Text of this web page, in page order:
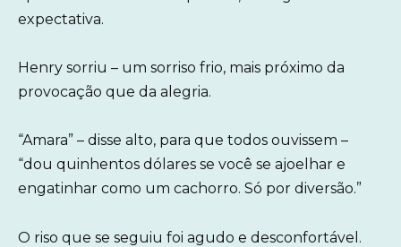
expectativa.
Henry sorriu – um sorriso frio, mais próximo da
provocação que da alegria.
“Amara” – disse alto, para que todos ouvissem –
“dou quinhentos dólares se você se ajoelhar e
engatinhar como um cachorro. Só por diversão.”
O riso que se seguiu foi agudo e desconfortável.